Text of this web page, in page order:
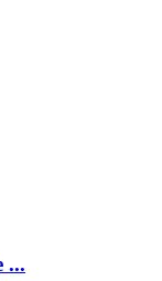
...